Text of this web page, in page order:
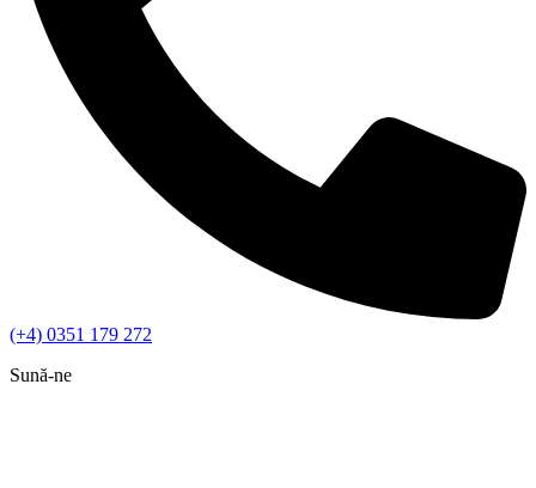
(+4) 0351 179 272
Sună-ne